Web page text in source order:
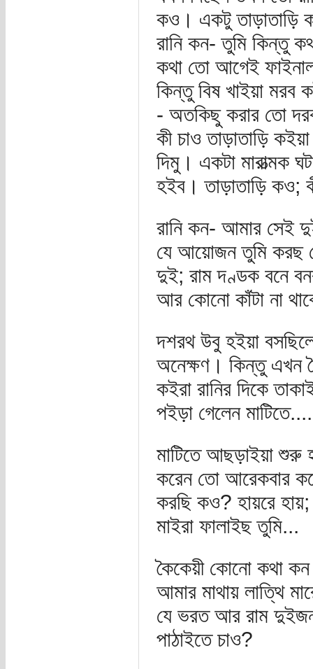
কও। একটু তাড়াতাড়ি
রানি কন- তুমি কিন্তু
কথা তো আগেই
কিন্তু বিষ খাইয়া মরব
- অতকিছু করার তো
কী চাও তাড়াতাড়ি
দিমু। একটা মারাত্মক
হইব। তাড়াতাড়ি কও;
রানি কন- আমার সেই
যে আয়োজন তুমি করছ
দুই; রাম দণ্ডক বনে
আর কোনো কাঁটা না
দশরথ উবু হইয়া
অনেক্ষণ। কিন্তু এখন
কইরা রানির দিকে
পইড়া গেলেন মাটিতে....
মাটিতে আছড়াইয়া শুরু
করেন তো আরেকবার
করছি কও? হায়রে
মাইরা ফালাইছ তুমি...
কৈকেয়ী কোনো কথা
আমার মাথায় লাত্থি
যে ভরত আর রাম
পাঠাইতে চাও?